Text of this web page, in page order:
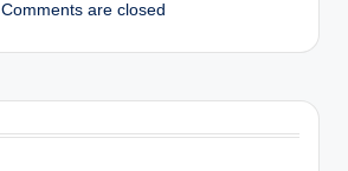
Comments are closed